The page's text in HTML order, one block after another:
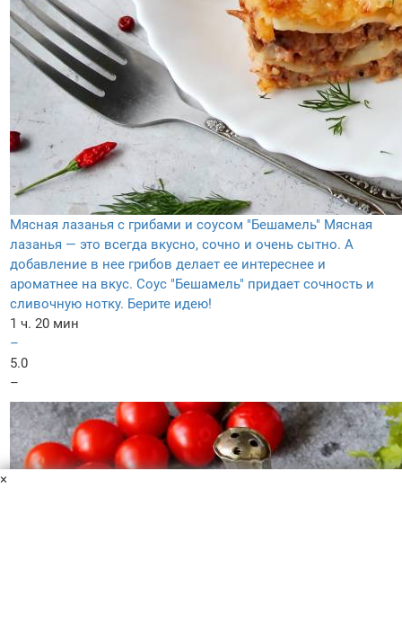
Мясная лазанья с грибами и соусом "Бешамель" Мясная
лазанья — это всегда вкусно, сочно и очень сытно. А
добавление в нее грибов делает ее интереснее и
ароматнее на вкус. Соус "Бешамель" придает сочность и
сливочную нотку. Берите идею!
1 ч. 20 мин
–
5.0
–
×